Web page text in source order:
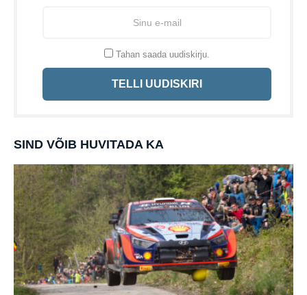
Tahan saada uudiskirju.
TELLI UUDISKIRI
SIND VÕIB HUVITADA KA